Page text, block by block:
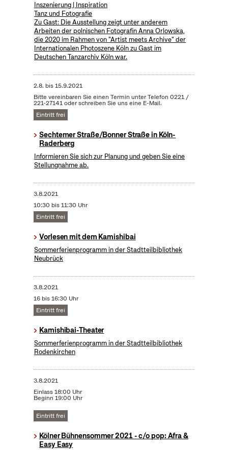
Inszenierung | Inspiration
Tanz und Fotografie
Zu Gast: Die Ausstellung zeigt unter anderem
Arbeiten der polnischen Fotografin Anna Orlowska,
die 2020 im Rahmen von "Artist meets Archive" der
Internationalen Photoszene Köln zu Gast im
Deutschen Tanzarchiv Köln war.
2.8. bis15.9.2021
Bitte vereinbaren Sie einen Termin unter Telefon 0221 /
221-27141 oder schreiben Sie uns eine E-Mail.
Eintritt frei
Sechtemer Straße/Bonner Straße in Köln-
Raderberg
Informieren Sie sich zur Planung und geben Sie eine
Stellungnahme ab.
3.8.2021
10:30 bis 11:30 Uhr
Eintritt frei
Vorlesen mit dem Kamishibai
Sommerferienprogramm in der Stadtteilbibliothek
Neubrück
3.8.2021
16 bis 16:30 Uhr
Eintritt frei
Kamishibai-Theater
Sommerferienprogramm in der Stadtteilbibliothek
Rodenkirchen
3.8.2021
Einlass 18:00 Uhr
Beginn 19:00 Uhr
Eintritt frei
Kölner Bühnensommer 2021 - c/o pop: Afra &
Easy Easy